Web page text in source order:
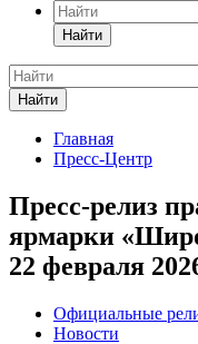
Найти
Найти
Главная
Пресс-Центр
Пресс-релиз
ярмарки
22 февраля
Официальные
Новости